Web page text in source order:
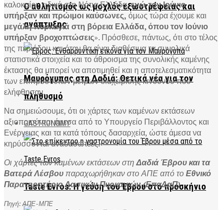
Ο αθλητισμός ως μοχλός εξωστρέφειας και
ανάπτυξης
Μαυρόγυπας στη Δαδιά: Θετικά νέα για τον
πληθυσμό
GASTRONOMY
Taste Evros: Η γεύση του Έβρου στο προσκήνιο
καλοκαίρι, ειδικά στη Νότια Ελλάδα,ενώ τον Ιούνιο
υπήρξαν και πρώιμοι καύσωνες, όμως τώρα έχουμε και
μεγάλη πυρκαγιά στη βόρεια Ελλάδα, όπου τον Ιούνιο
υπήρξαν βροχοπτώσεις». Πρόσθεσε, πάντως, ότι στο τέλος
της περιόδου και όταν θα είναι διαθέσιμα τα συνολικά
στατιστικά στοιχεία και το άθροισμα της συνολικής καμένης
έκτασης θα μπορεί να αποτιμηθεί και η αποτελεσματικότητα
των επιπρόσθετων μέτρων διαχείρισης κινδύνου που
ελήφθησαν.
Να σημειώσουμε, ότι οι χάρτες των καμένων εκτάσεων
αξιοποιούνται άμεσα από το Υπουργείο Περιβάλλοντος και
Ενέργειας και τα κατά τόπους δασαρχεία, ώστε άμεσα να
κηρύσσονται αναδασωτέες.
Οι χάρτες των καμένων εκτάσεων στηΔαδιά Έβρου και τα
Βατερά Λέσβου παραχωρήθηκαν στο ΑΠΕ από τοΕθνικό
Παρατηρητήριο Δασικών Πυρκαγιών (ΕπαΔαΠ)
Πηγή: ΑΠΕ-ΜΠΕ